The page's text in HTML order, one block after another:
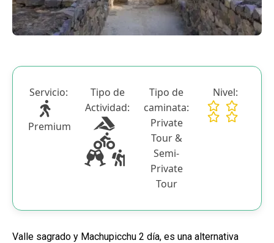
Servicio:
Premium
Tipo de
Actividad:
Tipo de
caminata:
Private
Tour &
Semi-
Private
Tour
Nivel:
Valle sagrado y Machupicchu 2 día, es una alternativa